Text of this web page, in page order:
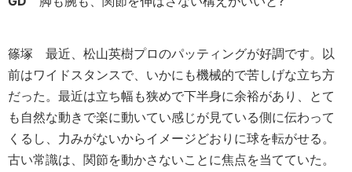
篠塚 最近、松山英樹プロのパッティングが好調です。以
前はワイドスタンスで、いかにも機械的で苦しげな立ち方
だった。最近は立ち幅も狭めで下半身に余裕があり、とて
も自然な動きで楽に動いてい感じが見ている側に伝わって
くるし、力みがないからイメージどおりに球を転がせる。
古い常識は、関節を動かさないことに焦点を当てていた。